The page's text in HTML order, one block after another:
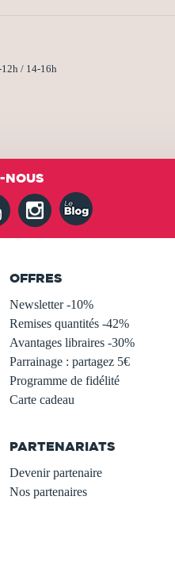
/ 14-16h
NOUS
OFFRES
Newsletter -10%
Remises quantités -42%
Avantages libraires -30%
Parrainage : partagez 5€
Programme de fidélité
Carte cadeau
PARTENARIATS
Devenir partenaire
Nos partenaires